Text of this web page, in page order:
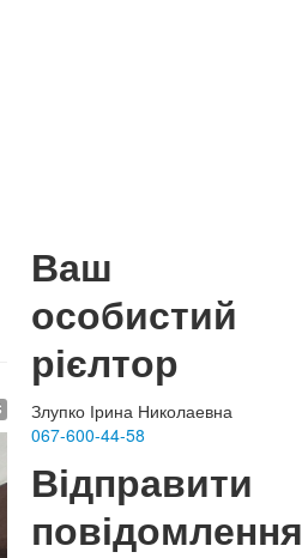
Ваш
особистий
рієлтор
Злупко Ірина Николаевна
067-600-44-58
Відправити
повідомлення